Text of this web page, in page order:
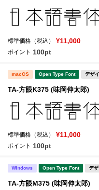
標準価格（税込） ¥11,000
ポイント 100pt
macOS Open Type Font デザ
TA-方眼K375 (味岡伸太郎)
標準価格（税込） ¥11,000
ポイント 100pt
Windows Open Type Font デ
TA-方眼M375 (味岡伸太郎)